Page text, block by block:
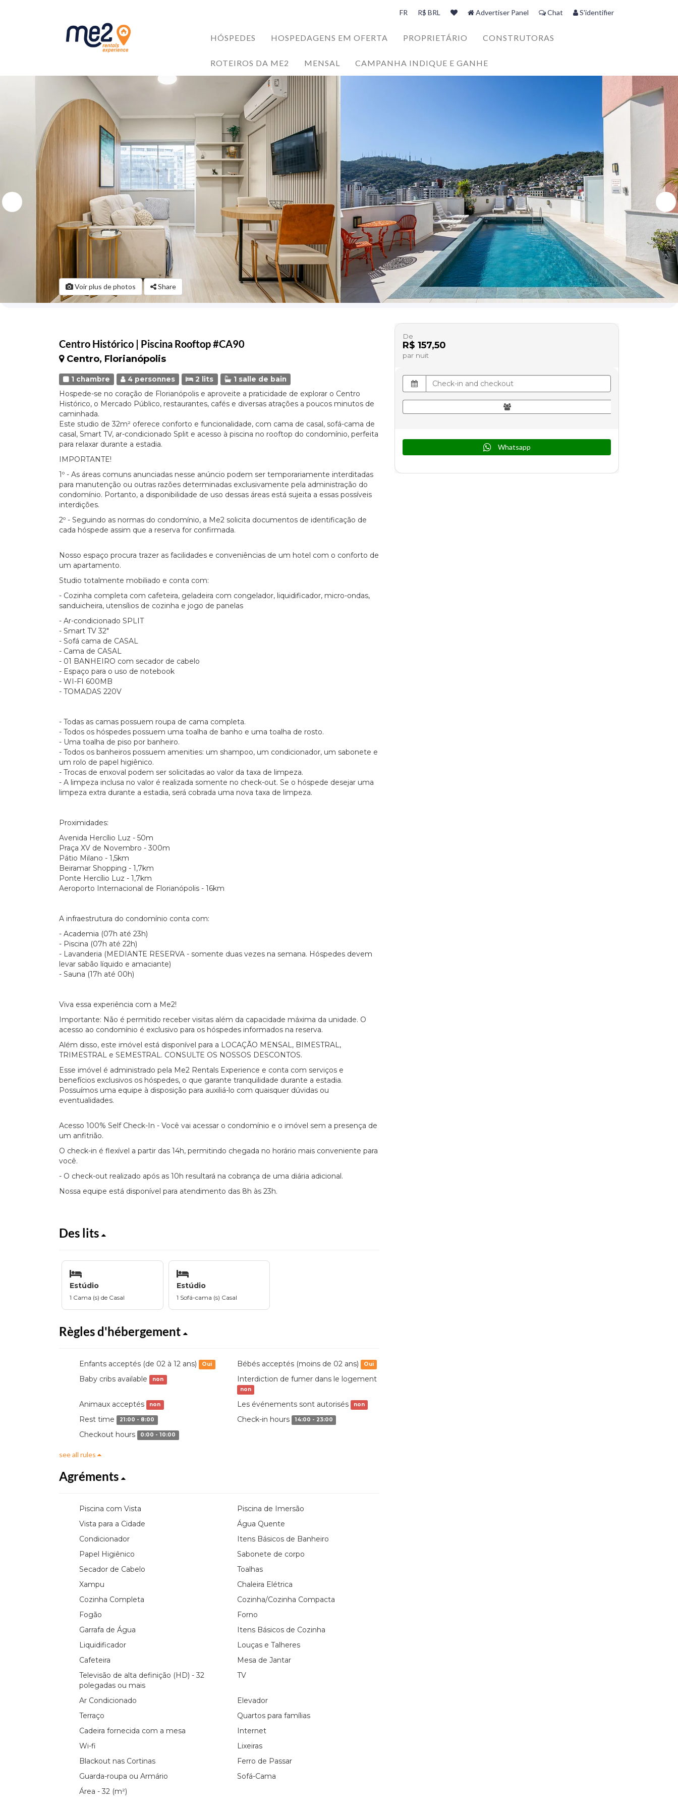
FR R$ BRL Advertiser Panel Chat S'identifier
HÓSPEDES
HOSPEDAGENS EM OFERTA PROPRIETÁRIO CONSTRUTORAS
ROTEIROS DA ME2
Me2 completa 6 anos!
6 razões para investir no mercado de Short Stay
4 Trilhas em Florianópolis: Explore as Belezas Naturais da Ilha da Magia
MENSAL CAMPANHA INDIQUE E GANHE
Voir plus de photos Share
Centro Histórico | Piscina Rooftop #CA90
Centro, Florianópolis
1 chambre 4 personnes 2 lits 1 salle de bain
Hospede-se no coração de Florianópolis e aproveite a praticidade de explorar o Centro
Histórico, o Mercado Público, restaurantes, cafés e diversas atrações a poucos minutos de
caminhada.
Este studio de 32m² oferece conforto e funcionalidade, com cama de casal, sofá-cama de
casal, Smart TV, ar-condicionado Split e acesso à piscina no rooftop do condomínio, perfeita
para relaxar durante a estadia.
IMPORTANTE!
1º - As áreas comuns anunciadas nesse anúncio podem ser temporariamente interditadas
para manutenção ou outras razões determinadas exclusivamente pela administração do
condomínio. Portanto, a disponibilidade de uso dessas áreas está sujeita a essas possíveis
interdições.
2º - Seguindo as normas do condomínio, a Me2 solicita documentos de identificação de
cada hóspede assim que a reserva for confirmada.
Nosso espaço procura trazer as facilidades e conveniências de um hotel com o conforto de
um apartamento.
Studio totalmente mobiliado e conta com:
- Cozinha completa com cafeteira, geladeira com congelador, liquidificador, micro-ondas,
sanduicheira, utensílios de cozinha e jogo de panelas
- Ar-condicionado SPLIT
- Smart TV 32"
- Sofá cama de CASAL
- Cama de CASAL
- 01 BANHEIRO com secador de cabelo
- Espaço para o uso de notebook
- WI-FI 600MB
- TOMADAS 220V
- Todas as camas possuem roupa de cama completa.
- Todos os hóspedes possuem uma toalha de banho e uma toalha de rosto.
- Uma toalha de piso por banheiro.
- Todos os banheiros possuem amenities: um shampoo, um condicionador, um sabonete e
um rolo de papel higiênico.
- Trocas de enxoval podem ser solicitadas ao valor da taxa de limpeza.
- A limpeza inclusa no valor é realizada somente no check-out. Se o hóspede desejar uma
limpeza extra durante a estadia, será cobrada uma nova taxa de limpeza.
Proximidades:
Avenida Hercílio Luz - 50m
Praça XV de Novembro - 300m
Pátio Milano - 1,5km
Beiramar Shopping - 1,7km
Ponte Hercílio Luz - 1,7km
Aeroporto Internacional de Florianópolis - 16km
A infraestrutura do condomínio conta com:
- Academia (07h até 23h)
- Piscina (07h até 22h)
- Lavanderia (MEDIANTE RESERVA - somente duas vezes na semana. Hóspedes devem
levar sabão líquido e amaciante)
- Sauna (17h até 00h)
Viva essa experiência com a Me2!
Importante: Não é permitido receber visitas além da capacidade máxima da unidade. O
acesso ao condomínio é exclusivo para os hóspedes informados na reserva.
Além disso, este imóvel está disponível para a LOCAÇÃO MENSAL, BIMESTRAL,
TRIMESTRAL e SEMESTRAL. CONSULTE OS NOSSOS DESCONTOS.
Esse imóvel é administrado pela Me2 Rentals Experience e conta com serviços e
benefícios exclusivos os hóspedes, o que garante tranquilidade durante a estadia.
Possuímos uma equipe à disposição para auxiliá-lo com quaisquer dúvidas ou
eventualidades.
Acesso 100% Self Check-In - Você vai acessar o condomínio e o imóvel sem a presença de
um anfitrião.
O check-in é flexível a partir das 14h, permitindo chegada no horário mais conveniente para
você.
- O check-out realizado após as 10h resultará na cobrança de uma diária adicional.
Nossa equipe está disponível para atendimento das 8h às 23h.
Des lits
Estúdio
1 Cama (s) de Casal
Estúdio
1 Sofá-cama (s) Casal
Règles d'hébergement
Enfants acceptés (de 02 à 12 ans) Oui Bébés acceptés (moins de 02 ans) Oui
Baby cribs available non Interdiction de fumer dans le logement
non
Animaux acceptés non Les événements sont autorisés non
Rest time 21:00 - 8:00 Check-in hours 14:00 - 23:00
Checkout hours 0:00 - 10:00
see all rules
Agréments
Piscina com Vista
Piscina de Imersão
Vista para a Cidade
Água Quente
Condicionador
Itens Básicos de Banheiro
Papel Higiênico
Sabonete de corpo
Secador de Cabelo
Toalhas
Xampu
Chaleira Elétrica
Cozinha Completa
Cozinha/Cozinha Compacta
Fogão
Forno
Garrafa de Água
Itens Básicos de Cozinha
Liquidificador
Louças e Talheres
Cafeteira
Mesa de Jantar
Televisão de alta definição (HD) - 32
polegadas ou mais
TV
Ar Condicionado
Elevador
Terraço
Quartos para famílias
Cadeira fornecida com a mesa
Internet
Wi-fi
Lixeiras
Blackout nas Cortinas
Ferro de Passar
Guarda-roupa ou Armário
Sofá-Cama
Área - 32 (m²)
De
R$ 157,50
par nuit
Whatsapp